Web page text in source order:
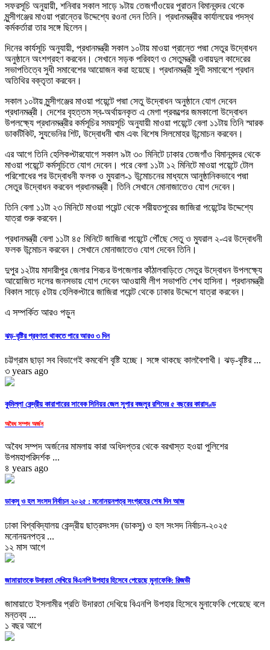
সফরসূচি অনুয়ায়ী, শনিবার সকাল সাড়ে ৯টায় তেজগাঁওয়ের পুরাতন বিমানবন্দর থেকে
মুন্সীগঞ্জের মাওয়া প্রান্তের উদ্দেশ্যে রওনা দেন তিনি। প্রধানমন্ত্রীর কার্যালয়ের পদস্থ
কর্মকর্তারা তার সঙ্গে ছিলেন।
দিনের কার্যসূচি অনুযায়ী, প্রধানমন্ত্রী সকাল ১০টায় মাওয়া প্রান্তে পদ্মা সেতুর উদ্বোধন
অনুষ্ঠানে অংশগ্রহণ করবেন। সেখানে সড়ক পরিবহণ ও সেতুমন্ত্রী ওবায়দুল কাদেরের
সভাপতিত্বে সুধী সমাবেশের আয়োজন করা হয়েছে। প্রধানমন্ত্রী সুধী সমাবেশে প্রধান
অতিথির বক্তৃতা করবেন।
সকাল ১০টায় মুন্সীগঞ্জের মাওয়া পয়েন্টে পদ্মা সেতু উদ্বোধন অনুষ্ঠানে যোগ দেবেন
প্রধানমন্ত্রী। দেশের বৃহত্তম স্ব-অর্থায়নকৃত এ মেগা প্রকল্পের জমকালো উদ্বোধন
উপলক্ষ্যে প্রধানমন্ত্রীর কর্মসূচির সময়সূচি অনুযায়ী মাওয়া পয়েন্টে বেলা ১১টায় তিনি স্মারক
ডাকটিকিট, স্যুভেনির শিট, উদ্বোধনী খাম এবং বিশেষ সিলমোহর উন্মোচন করবেন।
এর আগে তিনি হেলিকপ্টারযোগে সকাল ৯টা ৩০ মিনিটে ঢাকার তেজগাঁও বিমানবন্দর থেকে
মাওয়া পয়েন্টে কর্মসূচিতে যোগ দেবেন। পরে বেলা ১১টা ১২ মিনিটে মাওয়া পয়েন্টে টোল
পরিশোধের পর উদ্বোধনী ফলক ও ম্যুরাল-১ উন্মোচনের মাধ্যমে আনুষ্ঠানিকভাবে পদ্মা
সেতুর উদ্বোধন করবেন প্রধানমন্ত্রী। তিনি সেখানে মোনাজাতেও যোগ দেবেন।
তিনি বেলা ১১টা ২৩ মিনিটে মাওয়া পয়েন্ট থেকে শরীয়তপুরের জাজিরা পয়েন্টের উদ্দেশ্যে
যাত্রা শুরু করবেন।
প্রধানমন্ত্রী বেলা ১১টা ৪৫ মিনিটে জাজিরা পয়েন্টে পৌঁছে সেতু ও ম্যুরাল ২-এর উদ্বোধনী
ফলক উন্মোচন করবেন। সেখানে মোনাজাতেও যোগ দেবেন তিনি।
দুপুর ১২টায় মাদারীপুর জেলার শিবচর উপজেলার কাঁঠালবাড়িতে সেতুর উদ্বোধন উপলক্ষ্যে
আয়োজিত দলের জনসভায় যোগ দেবেন আওয়ামী লীগ সভাপতি শেখ হাসিনা। প্রধানমন্ত্রী
বিকাল সাড়ে ৫টায় হেলিকপ্টারে জাজিরা পয়েন্ট থেকে ঢাকার উদ্দেশে যাত্রা করবেন।
এ সম্পর্কিত আরও পড়ুন
ঝড়-বৃষ্টির প্রবণতা থাকতে পারে আরও ৩ দিন
চট্টগ্রাম ছাড়া সব বিভাগেই কমবেশি বৃষ্টি হচ্ছে। সঙ্গে থাকছে কালবৈশাখী। ঝড়-বৃষ্টির ...
৩ years ago
কুমিল্লা কেন্দ্রীয় কারাগারের সাবেক সিনিয়র জেল সুপার বজলুর রশিদের ৫ বছরের কারাদণ্ড
অবৈধ সম্পদ অর্জন
অবৈধ সম্পদ অর্জনের মামলায় কারা অধিদপ্তর থেকে বরখাস্ত হওয়া পুলিশের
উপমহাপরিদর্শক ...
৪ years ago
ডাকসু ও হল সংসদ নির্বাচন ২০২৫ : মনোনয়নপত্র সংগ্রহের শেষ দিন আজ
ঢাকা বিশ্ববিদ্যালয় কেন্দ্রীয় ছাত্রসংসদ (ডাকসু) ও হল সংসদ নির্বাচন-২০২৫
মনোনয়নপত্র ...
১২ মাস আগে
জামায়াতকে উদারতা দেখিয়ে বিএনপি উপহার হিসেবে পেয়েছে মুনাফেকি: রিজভী
জামায়াতে ইসলামীর প্রতি উদারতা দেখিয়ে বিএনপি উপহার হিসেবে মুনাফেকি পেয়েছে বলে
মন্তব্য ...
১ বছর আগে